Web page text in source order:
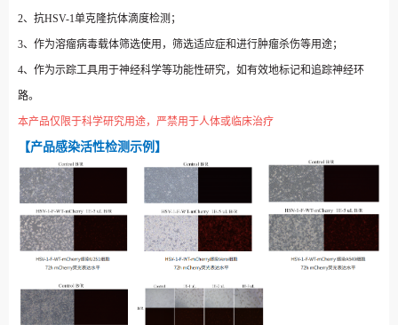
2、抗HSV-1单克隆抗体滴度检测；
3、作为溶瘤病毒载体筛选使用，筛选适应症和进行肿瘤杀伤等用途；
4、作为示踪工具用于神经科学等功能性研究，如有效地标记和追踪神经环
路。
本产品仅限于科学研究用途，严禁用于人体或临床治疗
【产品感染活性检测示例】